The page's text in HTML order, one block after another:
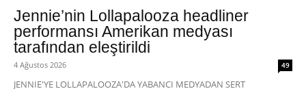
Jennie’nin Lollapalooza headliner
performansı Amerikan medyası
tarafından eleştirildi
4 Ağustos 2026 49
JENNIE'YE LOLLAPALOOZA'DA YABANCI MEDYADAN SERT